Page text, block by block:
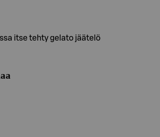
itse tehty gelato jäätelö